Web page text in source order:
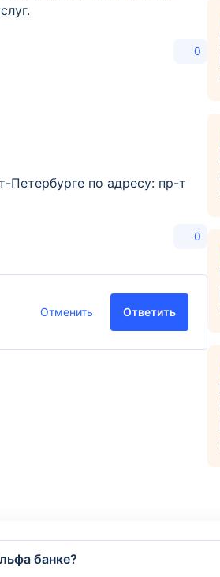
0
Петербурге по адресу: пр-т
0
Отменить Ответить
банке?